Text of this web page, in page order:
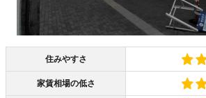
住みやすさ
家賃相場の低さ